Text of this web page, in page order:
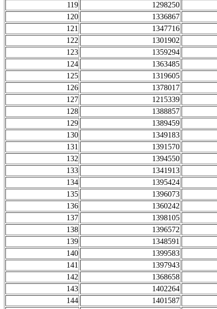
119
1298250
120
1336867
121
1347716
122
1301902
123
1359294
124
1363485
125
1319605
126
1378017
127
1215339
128
1388857
129
1389459
130
1349183
131
1391570
132
1394550
133
1341913
134
1395424
135
1396073
136
1360242
137
1398105
138
1396572
139
1348591
140
1399583
141
1397943
142
1368658
143
1402264
144
1401587